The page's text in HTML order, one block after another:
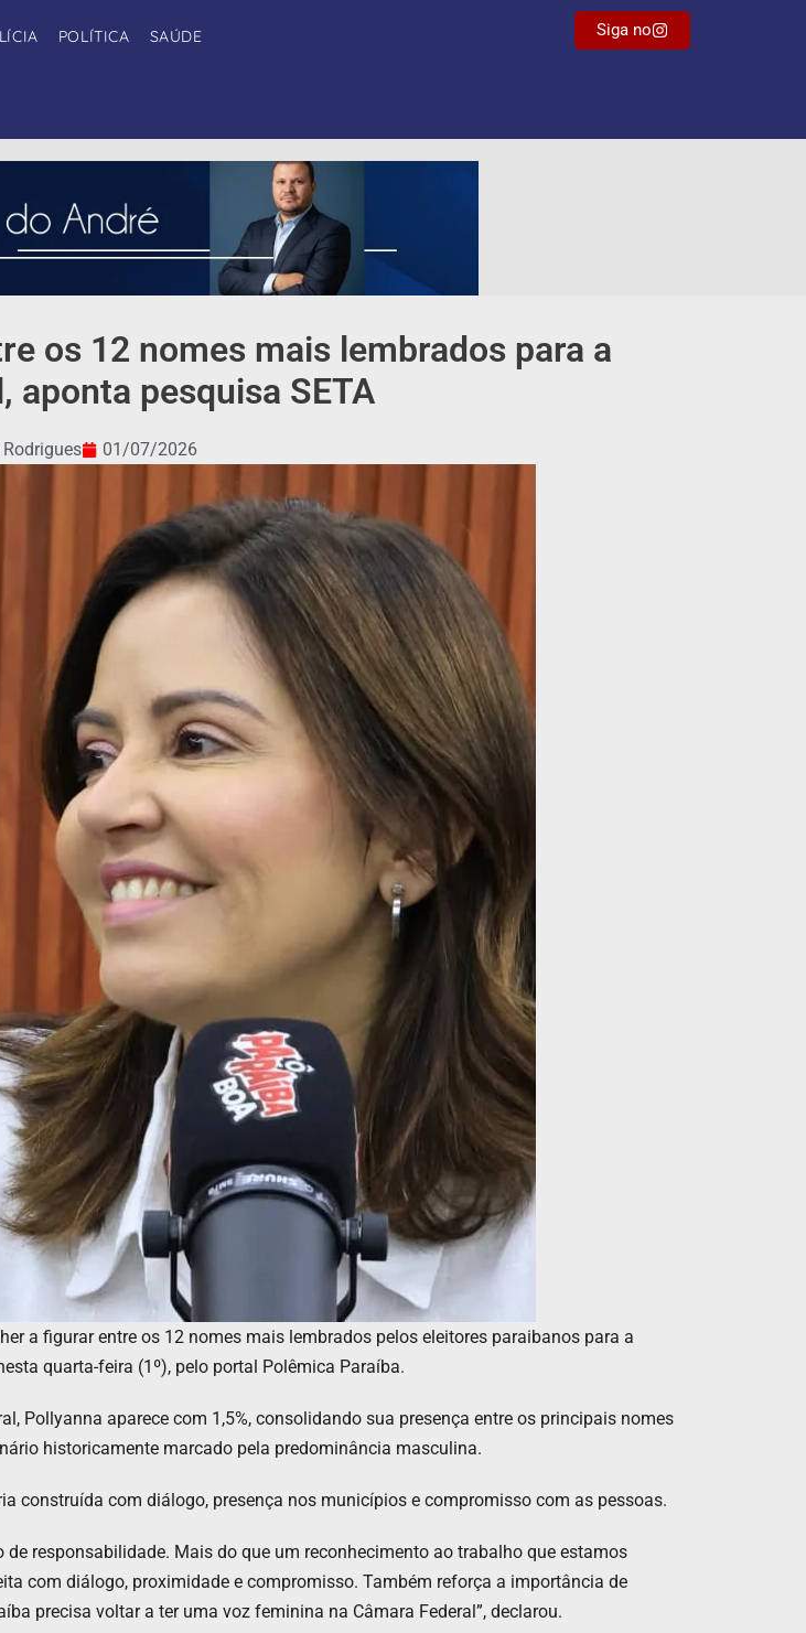
POLÍTICA SAÚDE Siga no
os 12 nomes mais lembrados para a
aponta pesquisa SETA
01/07/2026
a figurar entre os 12 nomes mais lembrados pelos eleitores paraibanos para a
quarta-feira (1º), pelo portal Polêmica Paraíba.
Pollyanna aparece com 1,5%, consolidando sua presença entre os principais nomes
historicamente marcado pela predominância masculina.
construída com diálogo, presença nos municípios e compromisso com as pessoas.
responsabilidade. Mais do que um reconhecimento ao trabalho que estamos
com diálogo, proximidade e compromisso. Também reforça a importância de
precisa voltar a ter uma voz feminina na Câmara Federal”, declarou.